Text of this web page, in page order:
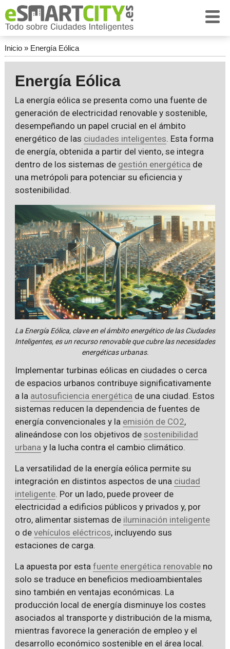
Inicio» Energía Eólica
Energía Eólica
La energía eólica se presenta como una fuente de
generación de electricidad renovable y sostenible,
desempeñando un papel crucial en el ámbito
energético de las ciudades inteligentes. Esta forma
de energía, obtenida a partir del viento, se integra
dentro de los sistemas de gestión energética de
una metrópoli para potenciar su eficiencia y
sostenibilidad.
La Energía Eólica, clave en el ámbito energético de las Ciudades
Inteligentes, es un recurso renovable que cubre las necesidades
energéticas urbanas.
Implementar turbinas eólicas en ciudades o cerca
de espacios urbanos contribuye significativamente
a la autosuficiencia energética de una ciudad. Estos
sistemas reducen la dependencia de fuentes de
energía convencionales y la emisión de CO2,
alineándose con los objetivos de sostenibilidad
urbana y la lucha contra el cambio climático.
La versatilidad de la energía eólica permite su
integración en distintos aspectos de una ciudad
inteligente. Por un lado, puede proveer de
electricidad a edificios públicos y privados y, por
otro, alimentar sistemas de iluminación inteligente
o de vehículos eléctricos, incluyendo sus
estaciones de carga.
La apuesta por esta fuente energética renovableno
solo se traduce en beneficios medioambientales
sino también en ventajas económicas. La
producción local de energía disminuye los costes
asociados al transporte y distribución de la misma,
mientras favorece la generación de empleo y el
desarrollo económico sostenible en el área local.